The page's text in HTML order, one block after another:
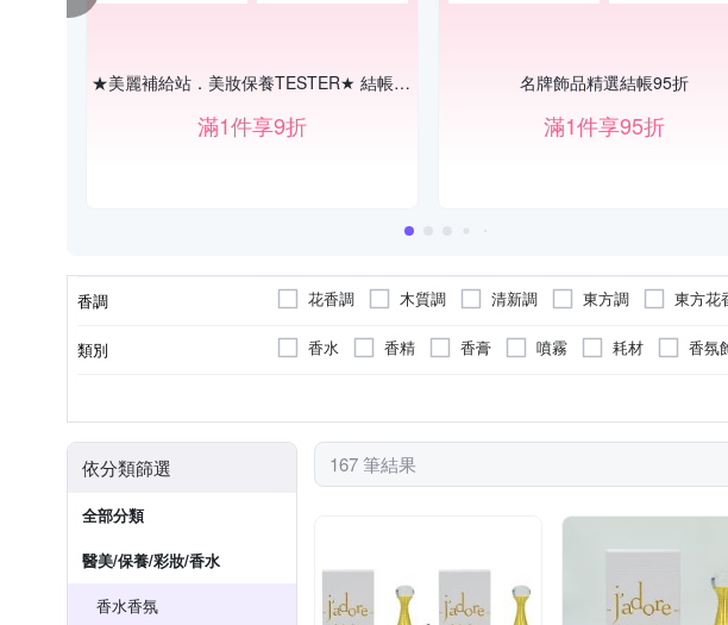
★美麗補給站．美妝保養TESTER★ 結帳享9折
滿1件享9折
名牌飾品精選結帳95折
滿1件享95折
香調 花香調 木質調 清新調 東方調 東方花
類別 香水 香精 香膏 噴霧 耗材 香氛
依分類篩選
全部分類
醫美/保養/彩妝/香水
香水香氛
167 筆結果